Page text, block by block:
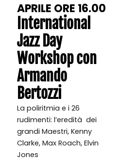
APRILE ORE 16.00
International
Jazz Day
Workshop con
Armando
Bertozzi
La poliritmia e i 26
rudimenti: l’eredità dei
grandi Maestri, Kenny
Clarke, Max Roach, Elvin
Jones